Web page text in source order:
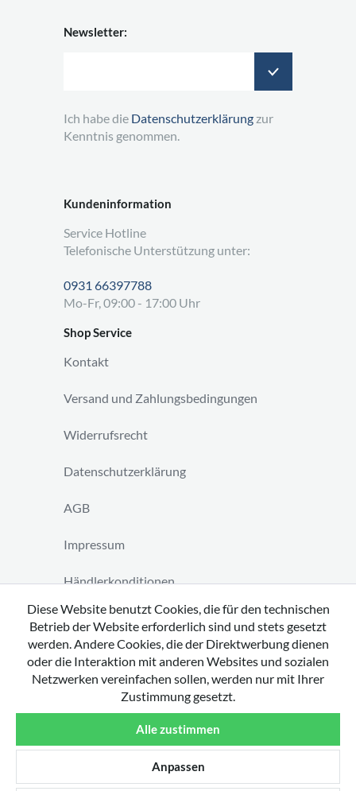
Kundeninformation
Service Hotline
Telefonische Unterstützung unter:
0931 66397788
Mo-Fr, 09:00 - 17:00 Uhr
Shop Service
Kontakt
Versand und Zahlungsbedingungen
Widerrufsrecht
Datenschutzerklärung
AGB
Impressum
Händlerkonditionen
Vertrag widerrufen
Newsletter:
Ich habe die Datenschutzerklärung zur
Kenntnis genommen.
Diese Website benutzt Cookies, die für den technischen
Betrieb der Website erforderlich sind und stets gesetzt
werden. Andere Cookies, die der Direktwerbung dienen
oder die Interaktion mit anderen Websites und sozialen
Netzwerken vereinfachen sollen, werden nur mit Ihrer
Zustimmung gesetzt.